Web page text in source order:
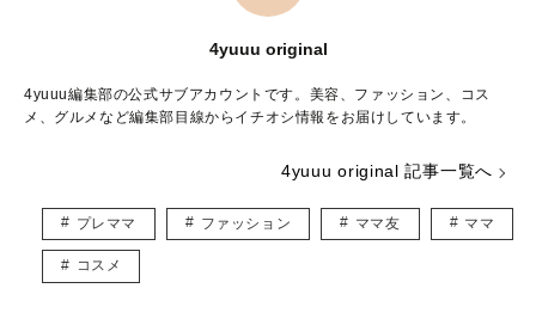
4yuuu original
4yuuu編集部の公式サブアカウントです。美容、ファッション、コス
メ、グルメなど編集部目線からイチオシ情報をお届けしています。
4yuuu original 記事一覧へ
プレママ ファッション ママ友 ママ
コスメ